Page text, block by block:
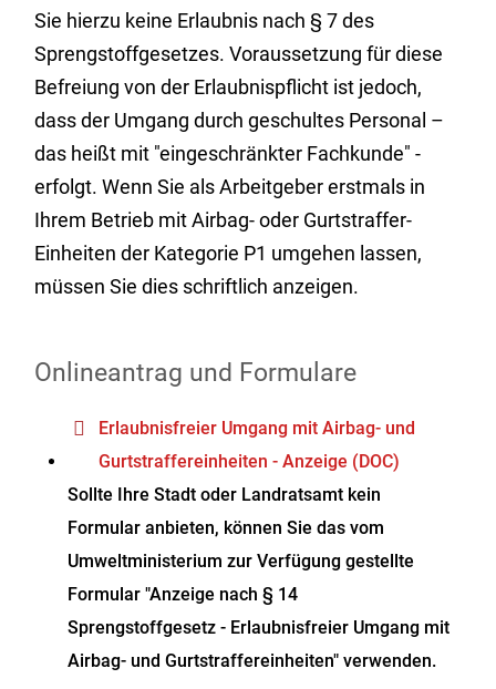
Sie hierzu keine Erlaubnis nach § 7 des
Sprengstoffgesetzes. Voraussetzung für diese
Befreiung von der Erlaubnispflicht ist jedoch,
dass der Umgang durch geschultes Personal –
das heißt mit "eingeschränkter Fachkunde" -
erfolgt. Wenn Sie als Arbeitgeber erstmals in
Ihrem Betrieb mit Airbag- oder Gurtstraffer-
Einheiten der Kategorie P1 umgehen lassen,
müssen Sie dies schriftlich anzeigen.
Onlineantrag und Formulare
Erlaubnisfreier Umgang mit Airbag- und
Gurtstraffereinheiten - Anzeige (DOC)
Sollte Ihre Stadt oder Landratsamt kein
Formular anbieten, können Sie das vom
Umweltministerium zur Verfügung gestellte
Formular "Anzeige nach § 14
Sprengstoffgesetz - Erlaubnisfreier Umgang mit
Airbag- und Gurtstraffereinheiten" verwenden.